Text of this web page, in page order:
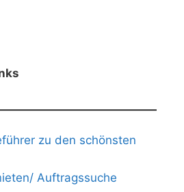
zu den schönsten
Auftragssuche